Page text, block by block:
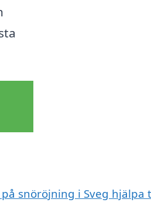
snöröjning i Sveg hjälpa